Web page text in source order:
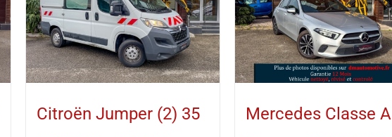
Citroën Jumper (2) 35
Mercedes Classe A